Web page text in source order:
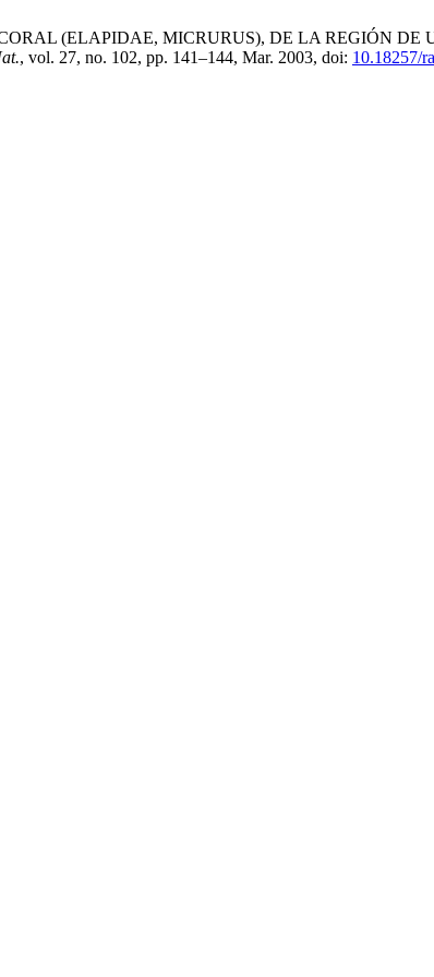
(ELAPIDAE, MICRURUS), DE LA REGIÓN
, vol. 27, no. 102, pp. 141–144, Mar. 2003, doi: 10.18257/